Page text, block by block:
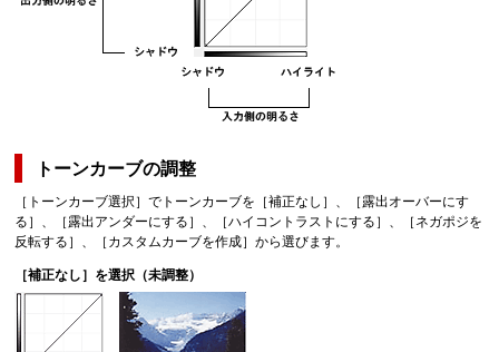
トーンカーブの調整
［ トーンカーブ選択 ］でトーンカーブを［補正なし ］、［ 露出オーバーにす
る ］、［ 露出アンダーにする ］、［ハイコントラストにする ］、［ ネガポジを
反転する ］、［ カスタムカーブを作成］から選びます。
［補正なし］を選択（未調整）